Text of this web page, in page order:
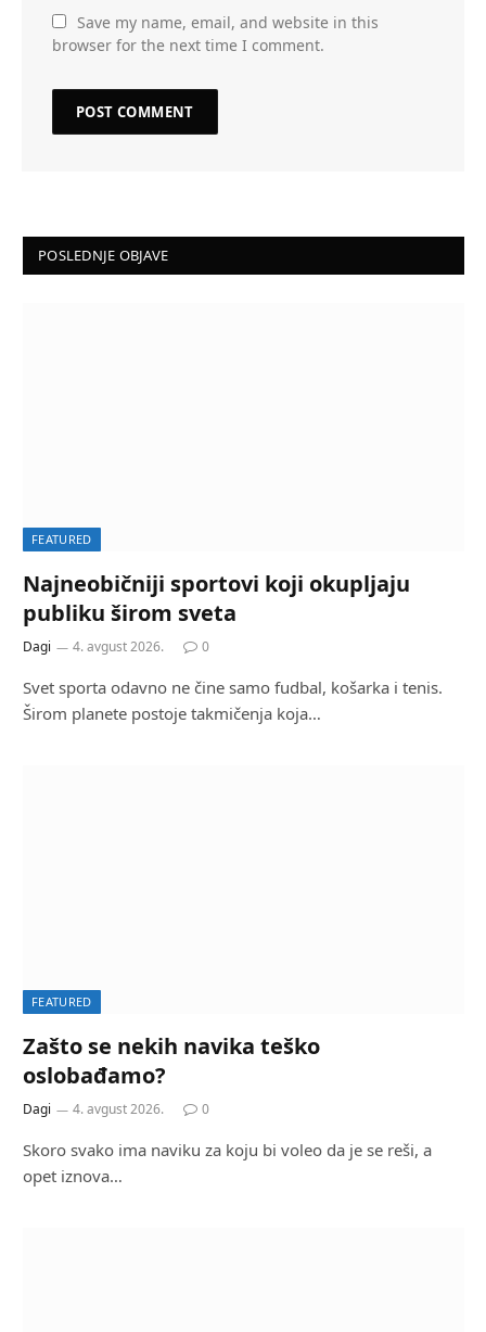
Save my name, email, and website in this
browser for the next time I comment.
POSLEDNJE OBJAVE
FEATURED
Najneobičniji sportovi koji okupljaju
publiku širom sveta
Dagi 4. avgust 2026. 0
Svet sporta odavno ne čine samo fudbal, košarka i tenis.
Širom planete postoje takmičenja koja…
FEATURED
Zašto se nekih navika teško
oslobađamo?
Dagi 4. avgust 2026. 0
Skoro svako ima naviku za koju bi voleo da je se reši, a
opet iznova…